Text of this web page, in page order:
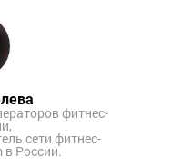
фитнес-
сети фитнес-
в России.